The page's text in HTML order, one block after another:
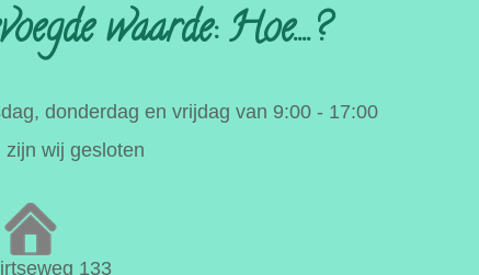
waarde: Hoe....?
donderdag en vrijdag van 9:00 - 17:00
zijn wij gesloten
133